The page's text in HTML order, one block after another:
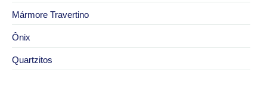
Mármore Travertino
Ônix
Quartzitos